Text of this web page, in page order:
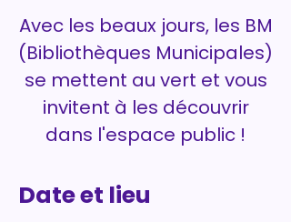
Avec les beaux jours, les BM
(Bibliothèques Municipales)
se mettent au vert et vous
invitent à les découvrir
dans l'espace public !
Date et lieu